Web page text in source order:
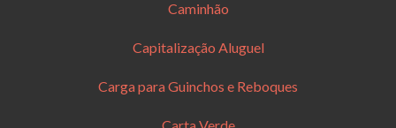
Caminhão
Capitalização Aluguel
Carga para Guinchos e Reboques